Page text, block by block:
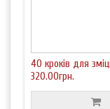
40 кроків для
320.00грн.